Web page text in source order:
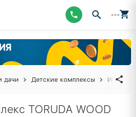
---
дачи Детские комплексы Игровой
TORUDA WOOD